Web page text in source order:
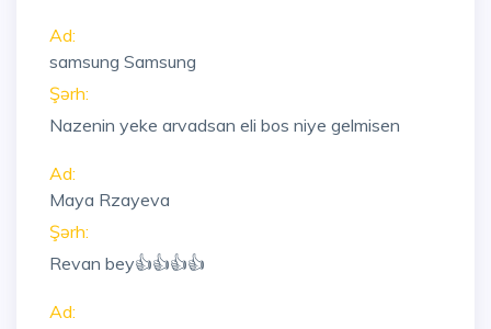
Ad:
samsung Samsung
Şərh:
Nazenin yeke arvadsan eli bos niye gelmisen
Ad:
Maya Rzayeva
Şərh:
Revan bey👍👍👍👍
Ad: